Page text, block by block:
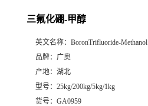
三氟化硼-甲醇
英文名称： BoronTrifluoride-Methanol
品牌： 广奥
产地： 湖北
型号： 25kg/200kg/5kg/1kg
货号： GA0959